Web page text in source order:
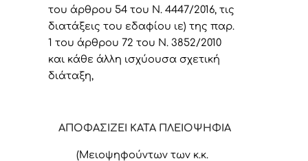
του άρθρου 54 του Ν. 4447/2016, τις
διατάξεις του εδαφίου ιε) της παρ.
1 του άρθρου 72 του Ν. 3852/2010
και κάθε άλλη ισχύουσα σχετική
διάταξη,
ΑΠΟΦΑΣΙΖΕΙ ΚΑΤΑ ΠΛΕΙΟΨΗΦΙΑ
(Μειοψηφούντων των κ.κ.